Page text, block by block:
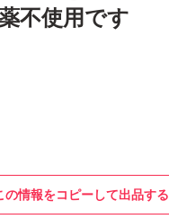
不使用です
の情報をコピーして出品する